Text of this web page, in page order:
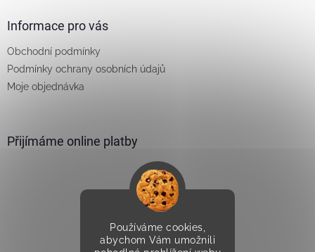
Používáme cookies,
abychom Vám umožnili
Informace pro vás
Obchodní podmínky
Podmínky ochrany osobních údajů
Moje objednávka
Přijímáme online platby
Vytvořilo Studio Avocado